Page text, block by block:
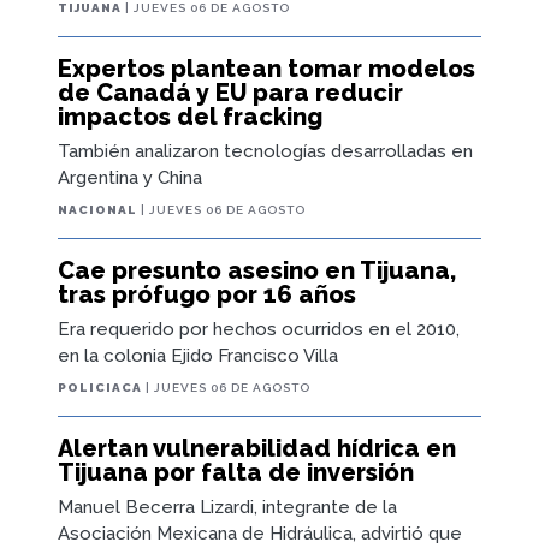
TIJUANA | JUEVES 06 DE AGOSTO
Expertos plantean tomar modelos
de Canadá y EU para reducir
impactos del fracking
También analizaron tecnologías desarrolladas en
Argentina y China
NACIONAL | JUEVES 06 DE AGOSTO
Cae presunto asesino en Tijuana,
tras prófugo por 16 años
Era requerido por hechos ocurridos en el 2010,
en la colonia Ejido Francisco Villa
POLICIACA | JUEVES 06 DE AGOSTO
Alertan vulnerabilidad hídrica en
Tijuana por falta de inversión
Manuel Becerra Lizardi, integrante de la
Asociación Mexicana de Hidráulica, advirtió que